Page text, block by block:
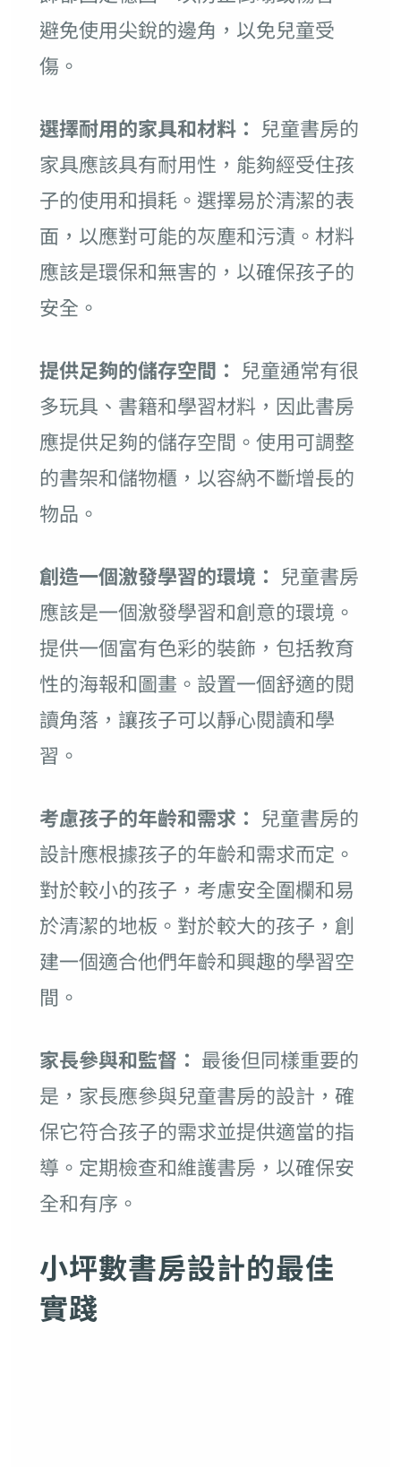
避免使用尖銳的邊角，以免兒童受
傷。
選擇耐用的家具和材料： 兒童書房的
家具應該具有耐用性，能夠經受住孩
子的使用和損耗。選擇易於清潔的表
面，以應對可能的灰塵和污漬。材料
應該是環保和無害的，以確保孩子的
安全。
提供足夠的儲存空間： 兒童通常有很
多玩具、書籍和學習材料，因此書房
應提供足夠的儲存空間。使用可調整
的書架和儲物櫃，以容納不斷增長的
物品。
創造一個激發學習的環境： 兒童書房
應該是一個激發學習和創意的環境。
提供一個富有色彩的裝飾，包括教育
性的海報和圖畫。設置一個舒適的閱
讀角落，讓孩子可以靜心閱讀和學
習。
考慮孩子的年齡和需求： 兒童書房的
設計應根據孩子的年齡和需求而定。
對於較小的孩子，考慮安全圍欄和易
於清潔的地板。對於較大的孩子，創
建一個適合他們年齡和興趣的學習空
間。
家長參與和監督： 最後但同樣重要的
是，家長應參與兒童書房的設計，確
保它符合孩子的需求並提供適當的指
導。定期檢查和維護書房，以確保安
全和有序。
小坪數書房設計的最佳
實踐